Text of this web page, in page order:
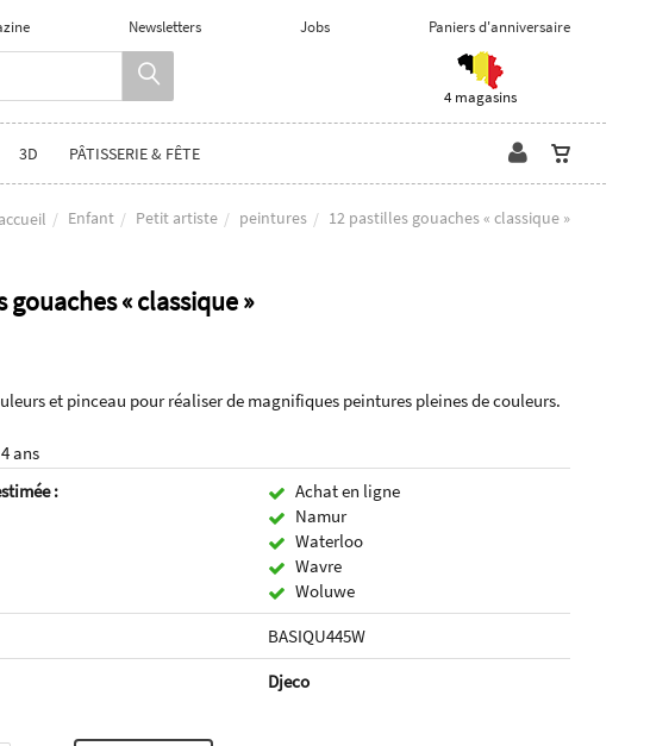
Newsletters Jobs Paniers d'anniversaire
4 magasins
3D PÂTISSERIE & FÊTE
Enfant Petit artiste peintures 12 pastilles gouaches « classique »
gouaches « classique »
et pinceau pour réaliser de magnifiques peintures pleines de couleurs.
ans
:
Achat en ligne
Namur
Waterloo
Wavre
Woluwe
BASIQU445W
Djeco